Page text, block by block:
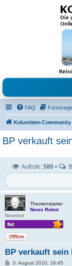
grosse Forum
Freunde
Reisen, Auswandern,
Austausch, Erfahrungen
FAQ
Kolumbien Community
BP verkauft
Aufrufe: 580 •
Themenstarter
News Robot
Newsbot
Offline
BP verkauft
B3. August 2010, 16:45